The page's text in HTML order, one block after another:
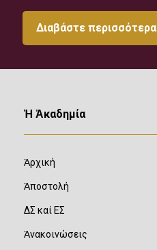
Διαβάστε περισσότερα
Ἡ Ἀκαδημία
Ἀρχική
Ἀποστολή
ΔΣ καί ΕΣ
Ἀνακοινώσεις